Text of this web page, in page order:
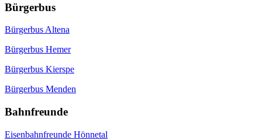
Bürgerbus
Bürgerbus Altena
Bürgerbus Hemer
Bürgerbus Kierspe
Bürgerbus Menden
Bahnfreunde
Eisenbahnfreunde Hönnetal